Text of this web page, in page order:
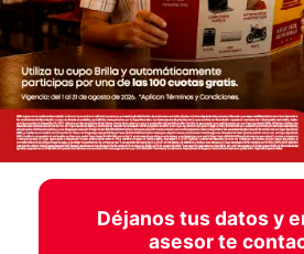
Déjanos tus datos y
asesor te